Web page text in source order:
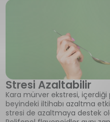
Stresi Azaltabilir
Kara mürver ekstresi,
beyindeki iltihabı azaltma
stresi de azaltmaya destek